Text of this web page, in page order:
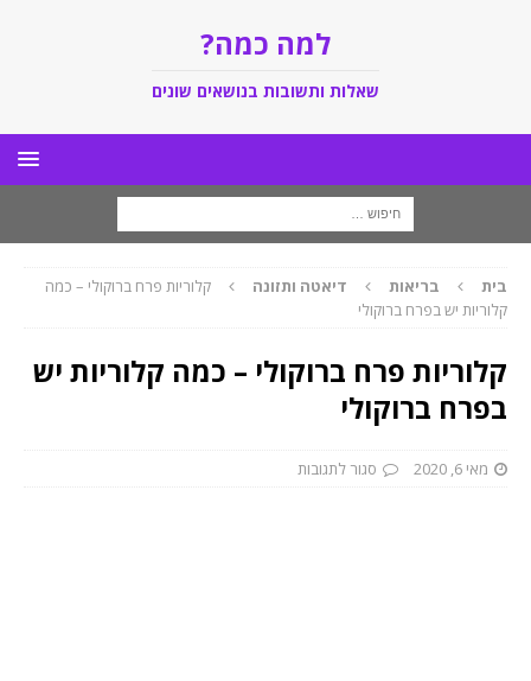
למה כמה?
שאלות ותשובות בנושאים שונים
בית בריאות דיאטה ותזונה
קלוריות פרח ברוקולי – כמה
קלוריות יש בפרח ברוקולי
קלוריות פרח ברוקולי – כמה קלוריות יש
בפרח ברוקולי
מאי 6, 2020 סגור לתגובות